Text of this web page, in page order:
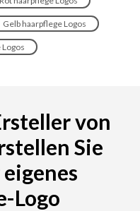
Gelb haarpflege Logos
von
Sie
Logo